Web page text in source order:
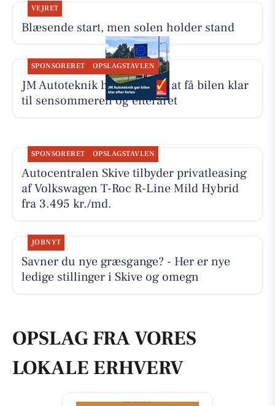
VEJRET
Blæsende start, men solen holder stand
SPONSORERET OPSLAGSTAVLEN
JM Autoteknik hjælper med at få bilen klar
til sensommeren og efteråret
SPONSORERET OPSLAGSTAVLEN
Autocentralen Skive tilbyder privatleasing
af Volkswagen T-Roc R-Line Mild Hybrid
fra 3.495 kr./md.
JOBNYT
Savner du nye græsgange? - Her er nye
ledige stillinger i Skive og omegn
OPSLAG FRA VORES
LOKALE ERHVERV